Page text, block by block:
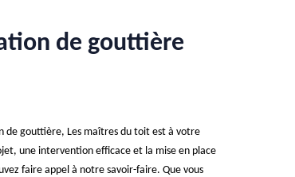
de gouttière
de gouttière, Les maîtres du toit est à votre
une intervention efficace et la mise en place
faire appel à notre savoir-faire. Que vous